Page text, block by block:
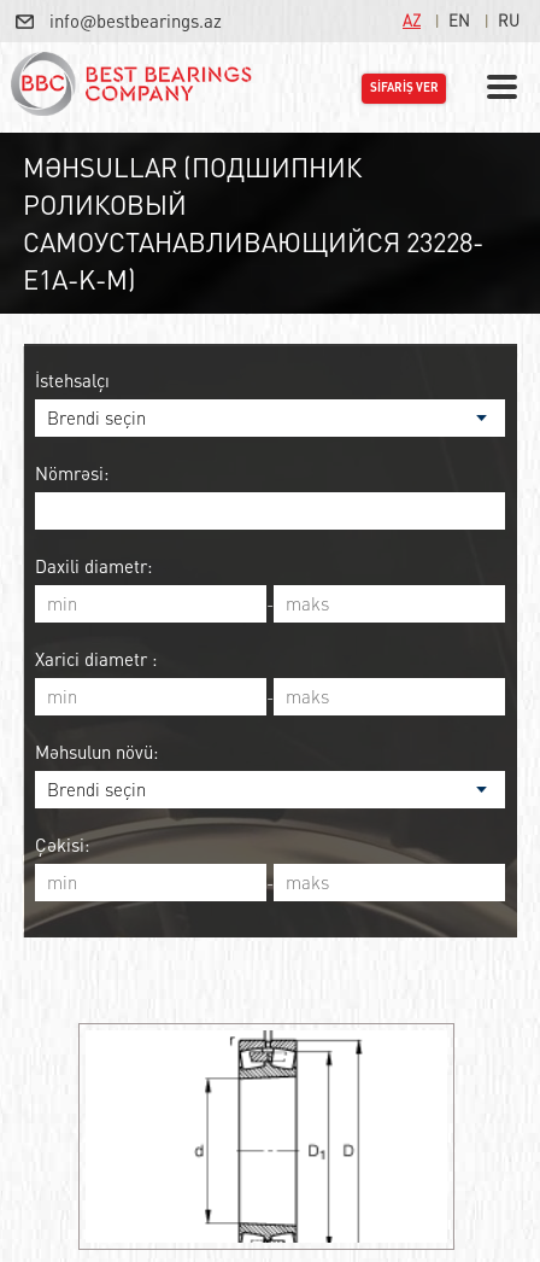
info@bestbearings.az AZ EN RU
SİFARİŞ VER
MƏHSULLAR (ПОДШИПНИК
РОЛИКОВЫЙ
САМОУСТАНАВЛИВАЮЩИЙСЯ 23228-
E1A-K-M)
İstehsalçı
Nömrəsi:
Daxili diametr:
-
Xarici diametr :
-
Məhsulun növü:
Çəkisi:
-